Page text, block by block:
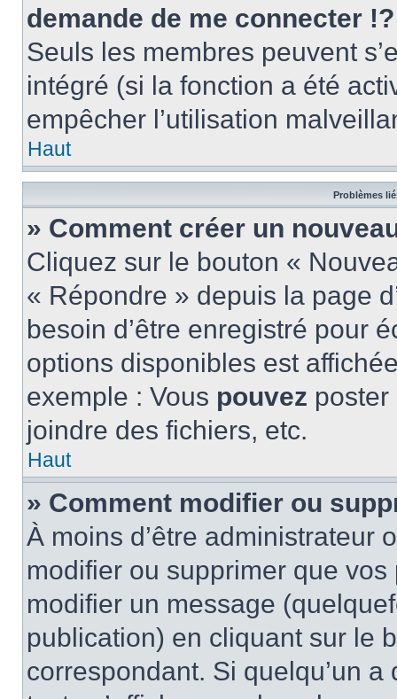
demande de me connecter !?
Seuls les membres peuvent
intégré (si la fonction a été
empêcher l’utilisation
Haut
Problèmes
» Comment créer un
Cliquez sur le bouton «
« Répondre » depuis la page
besoin d’être enregistré pour
options disponibles est
exemple : Vous pouvez
joindre des fichiers, etc.
Haut
» Comment modifier ou
À moins d’être administrateur
modifier ou supprimer que
modifier un message
publication) en cliquant sur le
correspondant. Si quelqu’un